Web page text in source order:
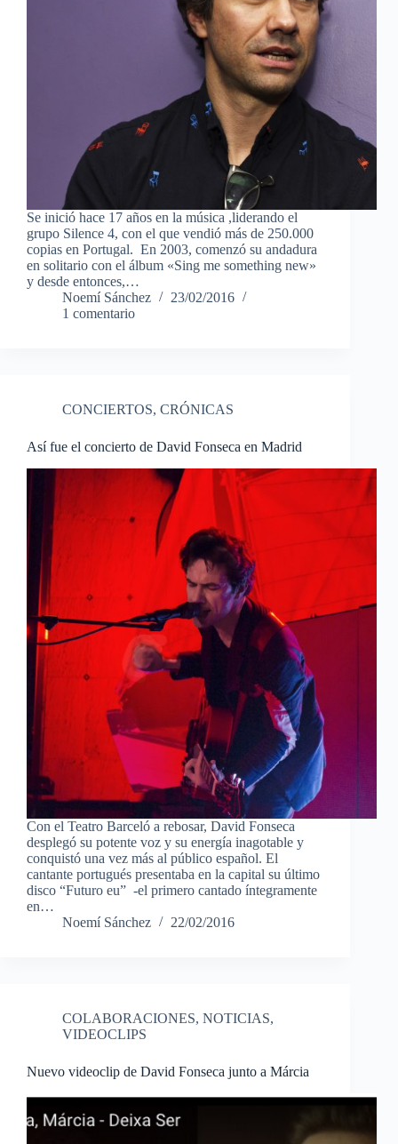
Se inició hace 17 años en la música ,liderando el
grupo Silence 4, con el que vendió más de 250.000
copias en Portugal. En 2003, comenzó su andadura
en solitario con el álbum «Sing me something new»
y desde entonces,…
Noemí Sánchez
23/02/2016
1 comentario
CONCIERTOS, CRÓNICAS
Así fue el concierto de David Fonseca en Madrid
Con el Teatro Barceló a rebosar, David Fonseca
desplegó su potente voz y su energía inagotable y
conquistó una vez más al público español. El
cantante portugués presentaba en la capital su último
disco “Futuro eu” -el primero cantado íntegramente
en…
Noemí Sánchez
22/02/2016
COLABORACIONES, NOTICIAS,
VIDEOCLIPS
Nuevo videoclip de David Fonseca junto a Márcia